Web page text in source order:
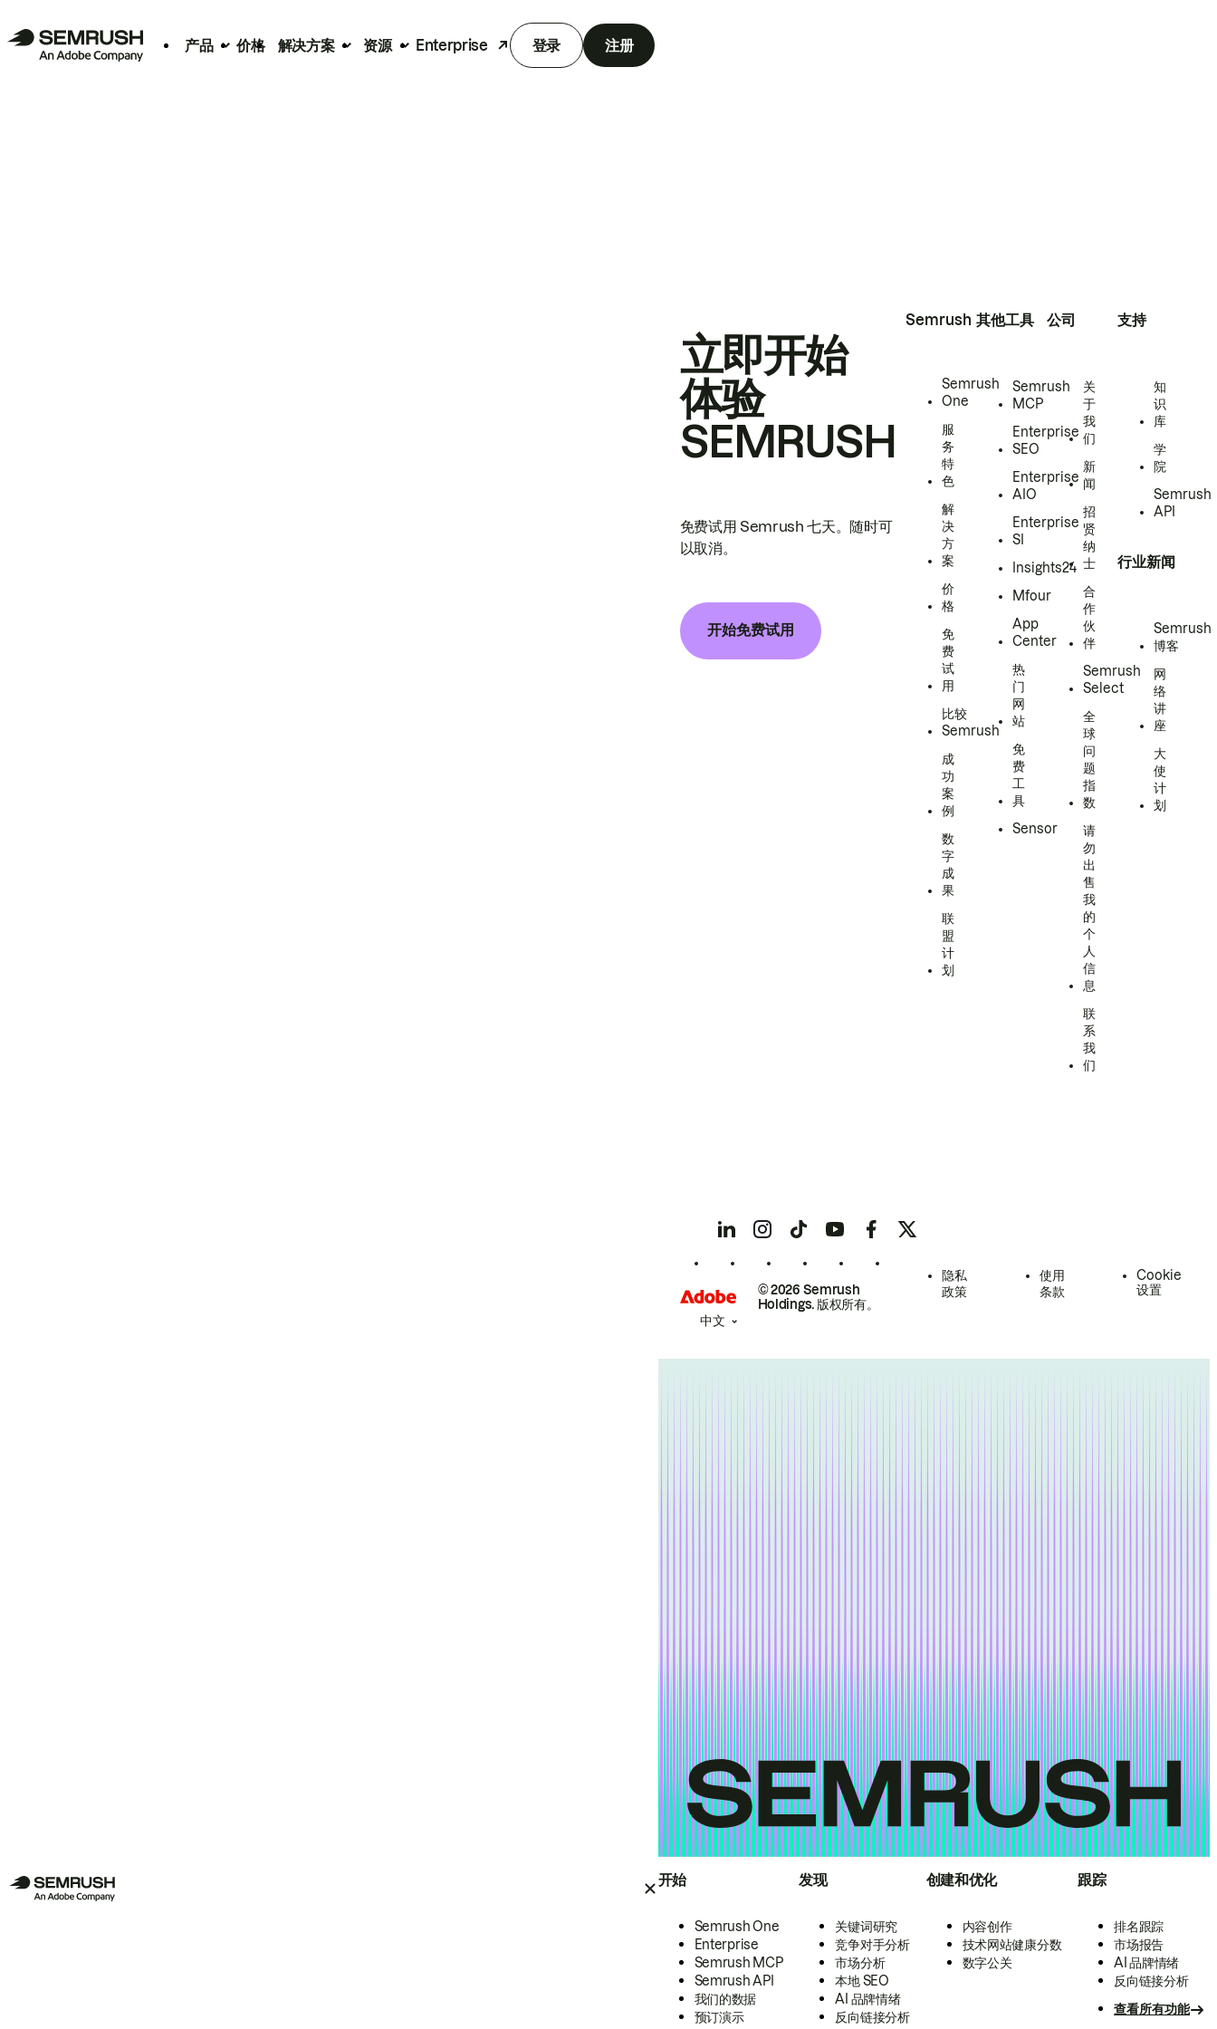
产品 价格 解决方案 资源 Enterprise 登录 注册
开始
Semrush One
Enterprise
Semrush MCP
Semrush API
我们的数据
预订演示
发现
关键词研究
竞争对手分析
市场分析
本地 SEO
AI 品牌情绪
反向链接分析
创建和优化
内容创作
技术网站健康分数
数字公关
跟踪
排名跟踪
市场报告
AI 品牌情绪
反向链接分析
查看所有功能
立即开始
体验
SEMRUSH
免费试用 Semrush 七天。随时可
以取消。
开始免费试用
Semrush
Semrush
One
服
务
特
色
解
决
方
案
价
格
免
费
试
用
比较
Semrush
成
功
案
例
数
字
成
果
联
盟
计
划
其他工具
Semrush
MCP
Enterprise
SEO
Enterprise
AIO
Enterprise
SI
Insights24
Mfour
App
Center
热
门
网
站
免
费
工
具
Sensor
公司
关
于
我
们
新
闻
招
贤
纳
士
合
作
伙
伴
Semrush
Select
全
球
问
题
指
数
请
勿
出
售
我
的
个
人
信
息
联
系
我
们
支持
知
识
库
学
院
Semrush
API
行业新闻
Semrush
博客
网
络
讲
座
大
使
计
划
© 2026 Semrush
Holdings. 版权所有。
隐私
政策
使用
条款
Cookie
设置
中文